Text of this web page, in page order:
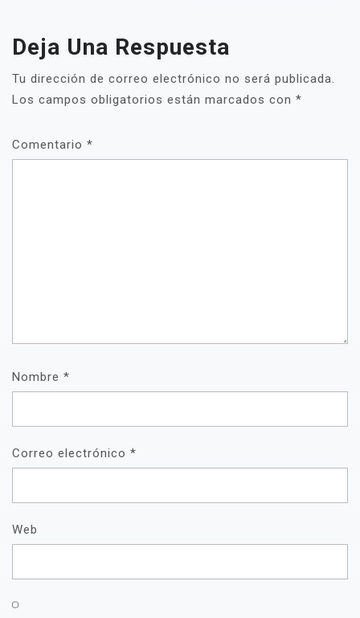
Deja Una Respuesta
Tu dirección de correo electrónico no será publicada.
Los campos obligatorios están marcados con *
Comentario *
Nombre *
Correo electrónico *
Web